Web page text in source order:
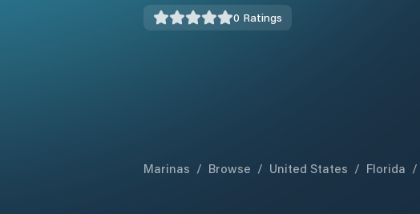
0 Ratings
Marinas / Browse / United States / Florida /